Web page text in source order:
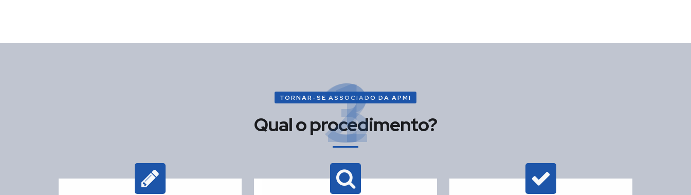
TORNAR-SE ASSOCIADO DA APMI
Qual o procedimento?
1
2
3